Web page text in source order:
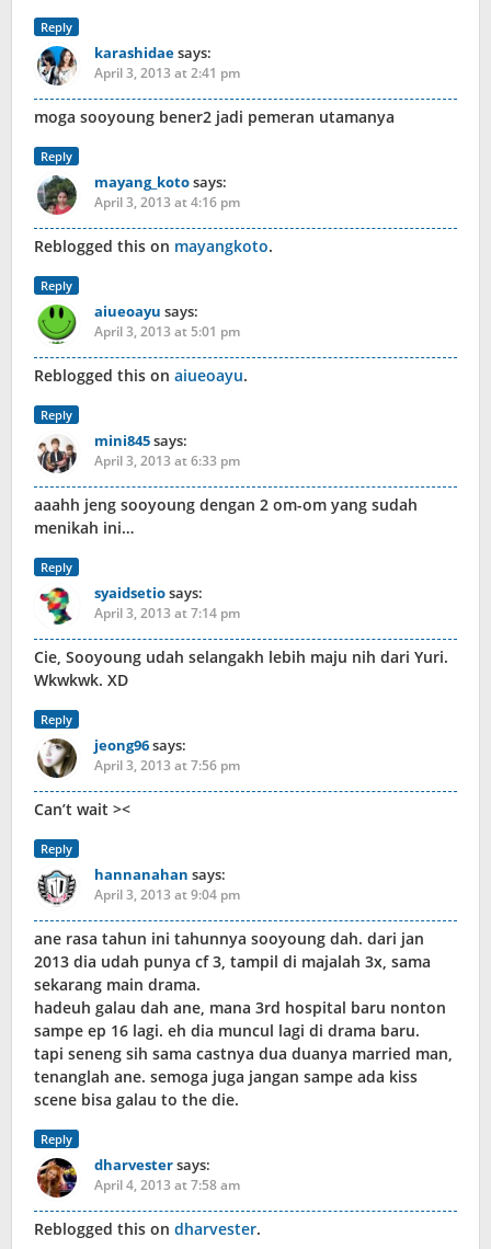
Reply
karashidaesays:
April 3, 2013 at 2:41 pm
moga sooyoung bener2 jadi pemeran utamanya
Reply
mayang_kotosays:
April 3, 2013 at 4:16 pm
Reblogged this on mayangkoto.
Reply
aiueoayu says:
April 3, 2013 at 5:01 pm
Reblogged this on aiueoayu.
Reply
mini845says:
April 3, 2013 at 6:33 pm
aaahh jeng sooyoung dengan 2 om-om yang sudah
menikah ini…
Reply
syaidsetiosays:
April 3, 2013 at 7:14 pm
Cie, Sooyoung udah selangakh lebih maju nih dari Yuri.
Wkwkwk. XD
Reply
jeong96says:
April 3, 2013 at 7:56 pm
Can’t wait ><
Reply
hannanahan says:
April 3, 2013 at 9:04 pm
ane rasa tahun ini tahunnya sooyoung dah. dari jan
2013 dia udah punya cf 3, tampil di majalah 3x, sama
sekarang main drama.
hadeuh galau dah ane, mana 3rd hospital baru nonton
sampe ep 16 lagi. eh dia muncul lagi di drama baru.
tapi seneng sih sama castnya dua duanya married man,
tenanglah ane. semoga juga jangan sampe ada kiss
scene bisa galau to the die.
Reply
dharvestersays:
April 4, 2013 at 7:58 am
Reblogged this on dharvester.